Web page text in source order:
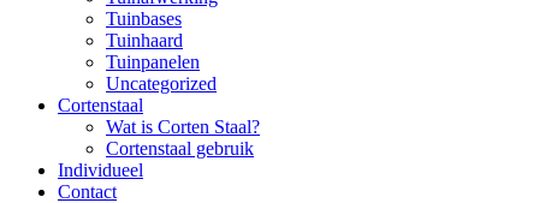
Tuinbases
Tuinhaard
Tuinpanelen
Uncategorized
Cortenstaal
Wat is Corten Staal?
Cortenstaal gebruik
Individueel
Contact